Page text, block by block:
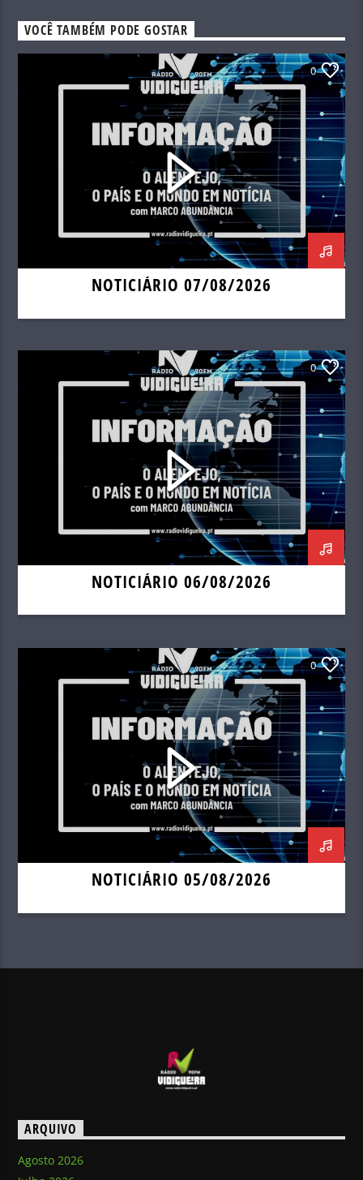
VOCÊ TAMBÉM PODE GOSTAR
0
NOTICIÁRIO 07/08/2026
0
NOTICIÁRIO 06/08/2026
0
NOTICIÁRIO 05/08/2026
ARQUIVO
Agosto 2026